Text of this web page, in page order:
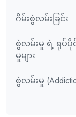
ဂိမ်းစွဲလမ်းခြင်း
စွဲလမ်းမှု ရဲ့ ရုပ်
မှုများ
စွဲလမ်းမှု